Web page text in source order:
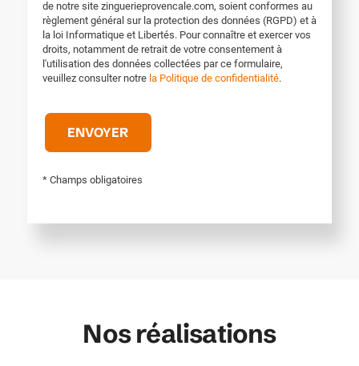
de notre site zinguerieprovencale.com, soient conformes au
règlement général sur la protection des données (RGPD) et à
la loi Informatique et Libertés. Pour connaître et exercer vos
droits, notamment de retrait de votre consentement à
l'utilisation des données collectées par ce formulaire,
veuillez consulter notre la Politique de confidentialité.
* Champs obligatoires
Nos réalisations